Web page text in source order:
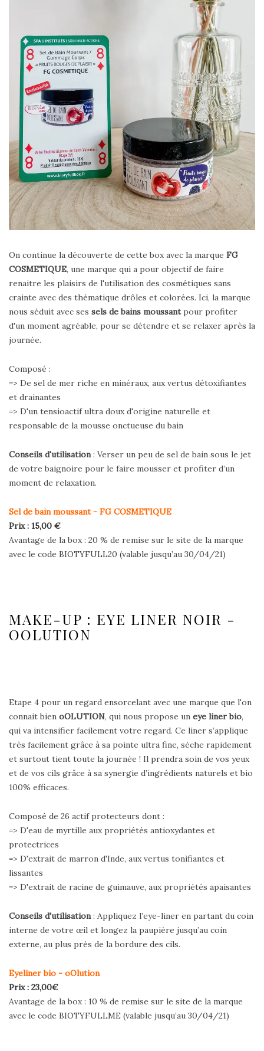
On continue la découverte de cette box avec la marque FG
COSMETIQUE, une marque qui a pour objectif de faire
renaitre les plaisirs de l'utilisation des cosmétiques sans
crainte avec des thématique drôles et colorées. Ici, la marque
nous séduit avec ses sels de bains moussantpour profiter
d'un moment agréable, pour se détendre et se relaxer après la
journée.
Composé :
=> De sel de mer riche en minéraux, aux vertus détoxifiantes
et drainantes
=> D'un tensioactif ultra doux d'origine naturelle et
responsable de la mousse onctueuse du bain
Conseils d'utilisation: Verser un peu de sel de bain sous le jet
de votre baignoire pour le faire mousser et profiter d’un
moment de relaxation.
Sel de bain moussant - FG COSMETIQUE
Prix : 15,00 €
Avantage de la box : 20 % de remise sur le site de la marque
avec le code BIOTYFULL20 (valable jusqu’au 30/04/21)
MAKE-UP : EYE LINER NOIR -
OOLUTION
Etape 4 pour un regard ensorcelant avec une marque que l'on
connait bien oOLUTION, qui nous propose un eye liner bio,
qui va intensifier facilement votre regard. Ce liner s’applique
très facilement grâce à sa pointe ultra fine, sèche rapidement
et surtout tient toute la journée ! Il prendra soin de vos yeux
et de vos cils grâce à sa synergie d’ingrédients naturels et bio
100% efficaces.
Composé de 26 actif protecteurs dont :
=> D'eau de myrtille aux propriétés antioxydantes et
protectrices
=> D'extrait de marron d'Inde, aux vertus tonifiantes et
lissantes
=> D'extrait de racine de guimauve, aux propriétés apaisantes
Conseils d'utilisation: Appliquez l’eye-liner en partant du coin
interne de votre œil et longez la paupière jusqu’au coin
externe, au plus près de la bordure des cils.
Eyeliner bio - oOlution
Prix : 23,00€
Avantage de la box : 10 % de remise sur le site de la marque
avec le code BIOTYFULLME (valable jusqu’au 30/04/21)